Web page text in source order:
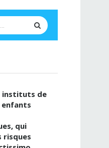
instituts de
qui
risques